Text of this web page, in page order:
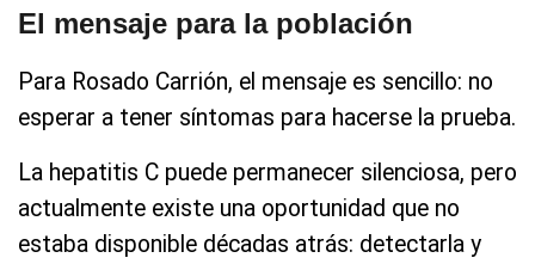
El mensaje para la población
Para Rosado Carrión, el mensaje es sencillo: no
esperar a tener síntomas para hacerse la prueba.
La hepatitis C puede permanecer silenciosa, pero
actualmente existe una oportunidad que no
estaba disponible décadas atrás: detectarla y